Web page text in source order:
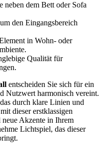
neben dem Bett oder Sofa
den Eingangsbereich
in Wohn- oder
Qualität für
entscheiden Sie sich für ein
Nutzwert harmonisch vereint.
durch klare Linien und
dieser erstklassigen
neue Akzente in Ihrem
Lichtspiel, das dieser